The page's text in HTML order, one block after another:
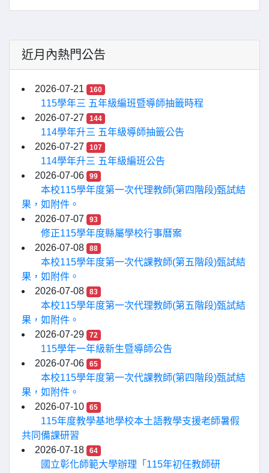
近月內熱門公告
2026-07-21 160
115學年三 五年級編班暨導師抽籤時程
2026-07-27
144
114學年升三 五年級導師抽籤公告
2026-07-27
107
114學年升三 五年級編班公告
2026-07-06
99
本校115學年度第一次代理教師(第四階段)甄試結
果，如附件。
2026-07-07
93
修正115學年度縣屬學校行事曆案
2026-07-08
88
本校115學年度第一次代課教師(第五階段)甄試結
果，如附件。
2026-07-08
83
本校115學年度第一次代理教師(第五階段)甄試結
果，如附件。
2026-07-29
72
115學年一年級新生暨導師公告
2026-07-06
65
本校115學年度第一次代課教師(第四階段)甄試結
果，如附件。
2026-07-10
65
115年度教學基地學校本土語教學支援老師暑假
共同備課研習
2026-07-18
64
國立彰化師範大學辦理「115年初任教師研